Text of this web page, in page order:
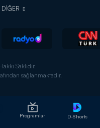
Programlar D-Shorts
DİĞER
Saklıdır.
sağlanmaktadır.